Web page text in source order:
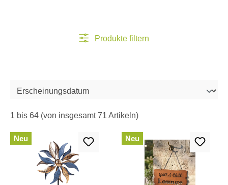
Produkte filtern
1 bis 64 (von insgesamt 71 Artikeln)
Neu Neu